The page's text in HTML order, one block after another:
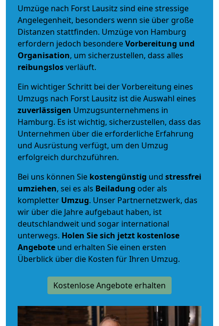
Umzüge nach Forst Lausitz sind eine stressige
Angelegenheit, besonders wenn sie über große
Distanzen stattfinden. Umzüge von Hamburg
erfordern jedoch besondereVorbereitung und
Organisation, um sicherzustellen, dass alles
reibungslosverläuft.
Ein wichtiger Schritt bei der Vorbereitung eines
Umzugs nach Forst Lausitz ist die Auswahl eines
zuverlässigen Umzugsunternehmens in
Hamburg. Es ist wichtig, sicherzustellen, dass das
Unternehmen über die erforderliche Erfahrung
und Ausrüstung verfügt, um den Umzug
erfolgreich durchzuführen.
Bei uns können Sie kostengünstig und stressfrei
umziehen, sei es als Beiladung oder als
kompletter Umzug. Unser Partnernetzwerk, das
wir über die Jahre aufgebaut haben, ist
deutschlandweit und sogar international
unterwegs. Holen Sie sich jetzt kostenlose
Angebote und erhalten Sie einen ersten
Überblick über die Kosten für Ihren Umzug.
Kostenlose Angebote erhalten